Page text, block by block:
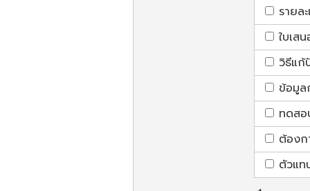
รายล
ใบเส
วิธีแก้
ข้อมูล
ทดสอ
ต้องก
ตัวแท